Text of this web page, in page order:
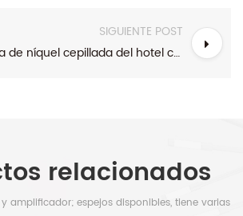
SIGUIENTE POST
Lámpara de mesa de níquel cepillada del hotel con 2 puntos de venta y 2 USB puertos
relacionados
amplificador; espejos disponibles, tiene varias